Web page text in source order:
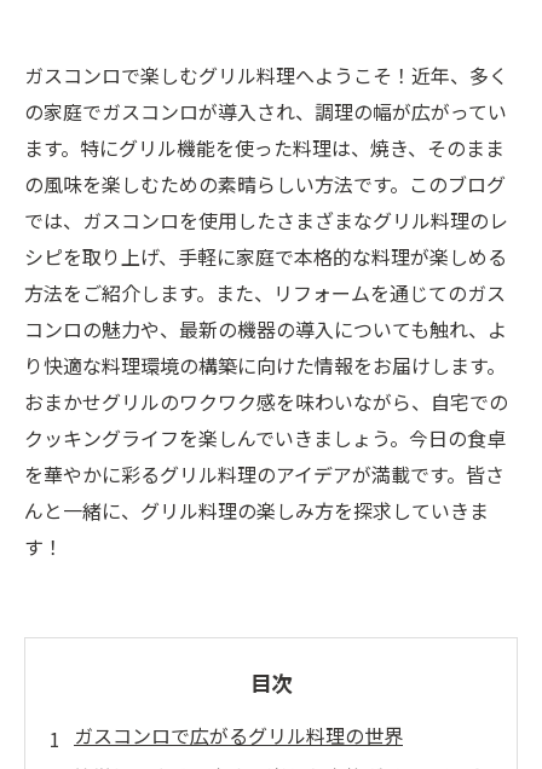
ガスコンロで楽しむグリル料理へようこそ！近年、多く
の家庭でガスコンロが導入され、調理の幅が広がってい
ます。特にグリル機能を使った料理は、焼き、そのまま
の風味を楽しむための素晴らしい方法です。このブログ
では、ガスコンロを使用したさまざまなグリル料理のレ
シピを取り上げ、手軽に家庭で本格的な料理が楽しめる
方法をご紹介します。また、リフォームを通じてのガス
コンロの魅力や、最新の機器の導入についても触れ、よ
り快適な料理環境の構築に向けた情報をお届けします。
おまかせグリルのワクワク感を味わいながら、自宅での
クッキングライフを楽しんでいきましょう。今日の食卓
を華やかに彩るグリル料理のアイデアが満載です。皆さ
んと一緒に、グリル料理の楽しみ方を探求していきま
す！
目次
ガスコンロで広がるグリル料理の世界